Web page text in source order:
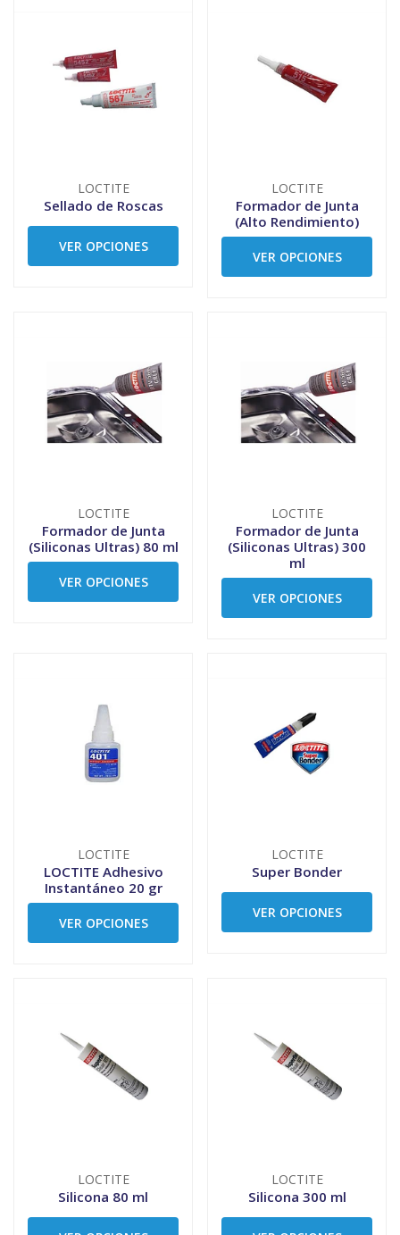
LOCTITE
Sellado de Roscas
VER OPCIONES
LOCTITE
Formador de Junta
(Alto Rendimiento)
VER OPCIONES
LOCTITE
Formador de Junta
(Siliconas Ultras) 80 ml
VER OPCIONES
LOCTITE
Formador de Junta
(Siliconas Ultras) 300
ml
VER OPCIONES
LOCTITE
LOCTITE Adhesivo
Instantáneo 20 gr
VER OPCIONES
LOCTITE
Super Bonder
VER OPCIONES
LOCTITE
Silicona 80 ml
LOCTITE
Silicona 300 ml